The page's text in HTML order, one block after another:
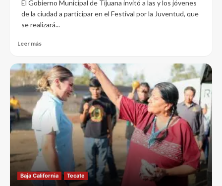
El Gobierno Municipal de Tijuana invitó a las y los jóvenes
de la ciudad a participar en el Festival por la Juventud, que
se realizará...
Leer más
Baja California Tecate